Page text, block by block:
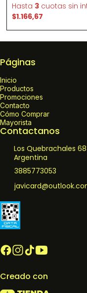
Hasta 3cuotas sin
$1.166,67
Páginas
Inicio
Productos
Promociones
Contacto
Cómo Comprar
Mayorista
Contactanos
Los Quebrachales
Argentina
3885773053
Creado con